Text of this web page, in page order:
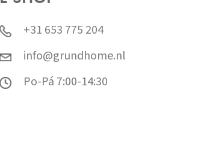
+31 653 775 204
info@grundhome.nl
Po-Pá 7:00-14:30